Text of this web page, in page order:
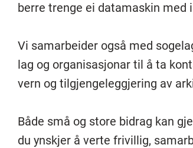
berre trenge ei datamaskin
Vi samarbeider også med
lag og organisasjonar til å ta
vern og tilgjengeleggjering av
Både små og store bidrag kan
du ynskjer å verte frivillig,